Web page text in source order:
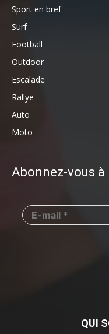
Sport en bref
Surf
Football
Outdoor
Escalade
Rallye
Auto
Moto
Abonnez-vous
QUI